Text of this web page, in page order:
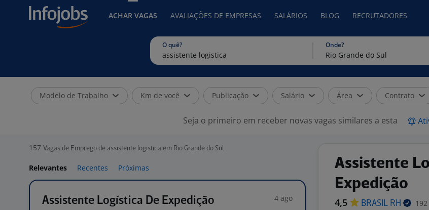
ACHAR VAGAS AVALIAÇÕES DE EMPRESAS SALÁRIOS BLOG RECRUTADORES
O quê? Onde?
Modelo de Trabalho Km de você Publicação Salário Área Contrato
Seja o primeiro em receber novas vagas similares a esta
157 Vagas de Emprego de assistente logistica em Rio Grande do Sul
Relevantes Recentes Próximas
Assistente Logística De Expedição 4 ago
Assistente
Expedição
4,5 BRASIL RH